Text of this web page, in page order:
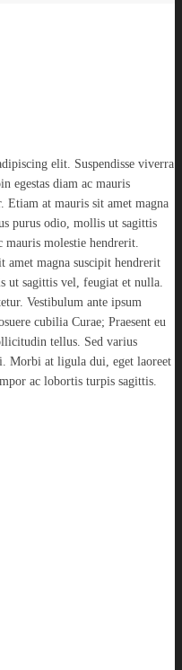
elit. Suspendisse viverra
egestas diam ac mauris
Etiam at mauris sit amet magna
purus odio, mollis ut sagittis
mauris molestie hendrerit.
amet magna suscipit hendrerit
ut sagittis vel, feugiat et nulla.
Vestibulum ante ipsum
cubilia Curae; Praesent eu
tellus. Sed varius
Morbi at ligula dui, eget laoreet
ac lobortis turpis sagittis.